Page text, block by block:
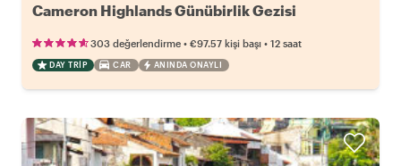
Cameron Highlands Günübirlik Gezisi
303 değerlendirme • €97.57 kişi başı • 12 saat
DAY TRIP CAR ANINDA ONAYLI